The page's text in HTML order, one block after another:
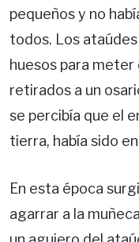
pequeños y no
todos. Los
huesos para
retirados a un
se percibía que el
tierra, había sido
En esta época
agarrar a la